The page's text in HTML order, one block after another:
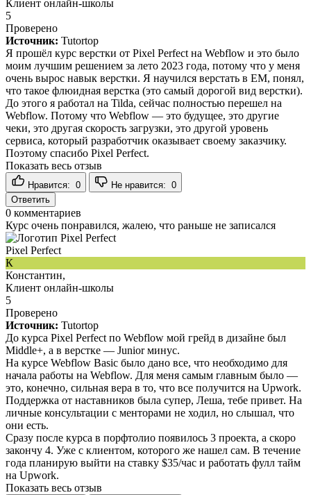
Клиент онлайн-школы
5
Проверено
Источник: Tutortop
Я прошёл курс верстки от Pixel Perfect на Webflow и это было
моим лучшим решением за лето 2023 года, потому что у меня
очень вырос навык верстки. Я научился верстать в EM, понял,
что такое флюидная верстка (это самый дорогой вид верстки).
До этого я работал на Tilda, сейчас полностью перешел на
Webflow. Потому что Webflow — это будущее, это другие
чеки, это другая скорость загрузки, это другой уровень
сервиса, который разработчик оказывает своему заказчику.
Поэтому спасибо Pixel Perfect.
Показать весь отзыв
Нравится: 0 Не нравится: 0
Ответить
0 комментариев
Курс очень понравился, жалею, что раньше не записался
Pixel Perfect
К
Константин,
Клиент онлайн-школы
5
Проверено
Источник: Tutortop
До курса Pixel Perfect по Webflow мой грейд в дизайне был
Middle+, а в верстке — Junior минус.
На курсе Webflow Basic было дано все, что необходимо для
начала работы на Webflow. Для меня самым главным было —
это, конечно, сильная вера в то, что все получится на Upwork.
Поддержка от наставников была супер, Леша, тебе привет. На
личные консультации с менторами не ходил, но слышал, что
они есть.
Сразу после курса в порфтолио появилось 3 проекта, а скоро
закончу 4. Уже с клиентом, которого же нашел сам. В течение
года планирую выйти на ставку $35/час и работать фулл тайм
на Upwork.
Показать весь отзыв